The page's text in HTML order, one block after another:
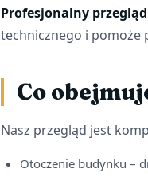
Profesjonalny
technicznego i pomoże
Co
Nasz przegląd jest
Otoczenie budynku –